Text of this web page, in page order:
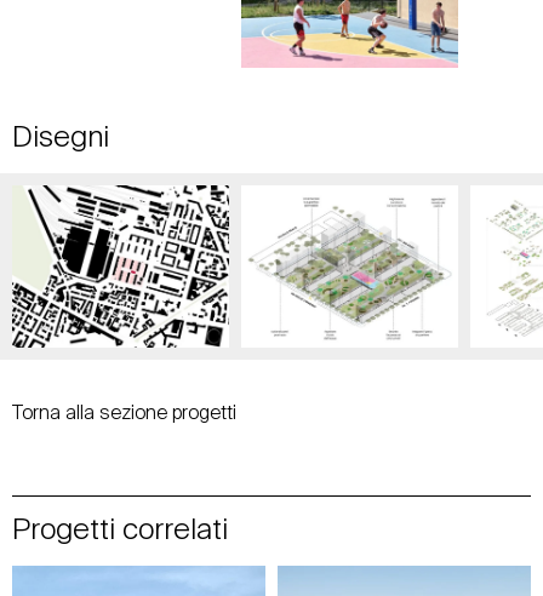
Disegni
Torna alla sezione progetti
Progetti correlati